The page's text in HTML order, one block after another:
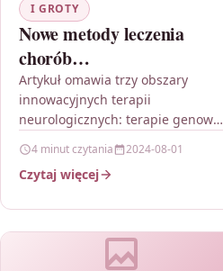
I GROTY
Nowe metody leczenia
chorób
neurodegeneracyjnych
Artykuł omawia trzy obszary
innowacyjnych terapii
neurologicznych: terapie genowe,
komórkowe w kontekście leczenia
chorób neurodegeneracyjnych.
4 minut czytania 2024-08-01
Czytaj więcej